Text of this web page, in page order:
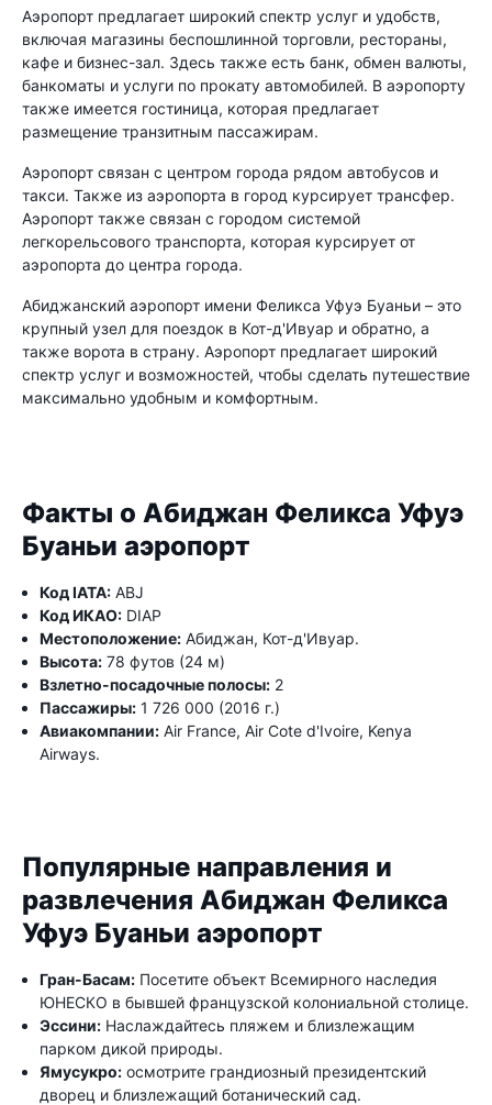
Аэропорт предлагает широкий спектр услуг и удобств,
включая магазины беспошлинной торговли, рестораны,
кафе и бизнес-зал. Здесь также есть банк, обмен валюты,
банкоматы и услуги по прокату автомобилей. В аэропорту
также имеется гостиница, которая предлагает
размещение транзитным пассажирам.
Аэропорт связан с центром города рядом автобусов и
такси. Также из аэропорта в город курсирует трансфер.
Аэропорт также связан с городом системой
легкорельсового транспорта, которая курсирует от
аэропорта до центра города.
Абиджанский аэропорт имени Феликса Уфуэ Буаньи – это
крупный узел для поездок в Кот-д'Ивуар и обратно, а
также ворота в страну. Аэропорт предлагает широкий
спектр услуг и возможностей, чтобы сделать путешествие
максимально удобным и комфортным.
Факты о Абиджан Феликса Уфуэ
Буаньи аэропорт
Код IATA: ABJ
Код ИКАО: DIAP
Местоположение: Абиджан, Кот-д'Ивуар.
Высота: 78 футов (24 м)
Взлетно-посадочные полосы: 2
Пассажиры: 1 726 000 (2016 г.)
Авиакомпании: Air France, Air Cote d'Ivoire, Kenya
Airways.
Популярные направления и
развлечения Абиджан Феликса
Уфуэ Буаньи аэропорт
Гран-Басам: Посетите объект Всемирного наследия
ЮНЕСКО в бывшей французской колониальной столице.
Эссини: Наслаждайтесь пляжем и близлежащим
парком дикой природы.
Ямусукро: осмотрите грандиозный президентский
дворец и близлежащий ботанический сад.